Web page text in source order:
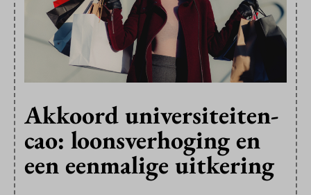
Akkoord universiteiten-
cao: loonsverhoging en
een eenmalige uitkering